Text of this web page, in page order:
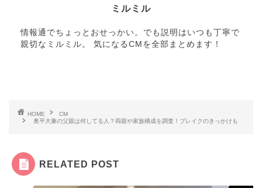
ミルミル
情報通でちょっとおせっかい。でも説明はいつも丁寧で
親切なミルミル。 気になるCMを全部まとめます！
HOME
CM
奥平大兼の父親は何してる人？両親や家族構成を調査！ブレイクのきっかけも
RELATED POST